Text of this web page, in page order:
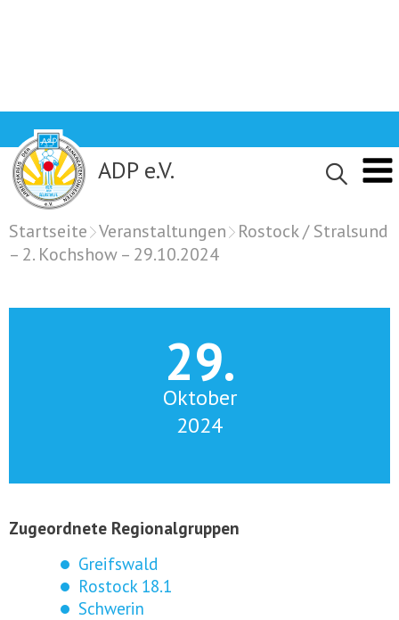
to
content
ADP e.V.
Startseite Veranstaltungen
Rostock / Stralsund
– 2. Kochshow – 29.10.2024
29.
Oktober
2024
Zugeordnete Regionalgruppen
Greifswald
Rostock 18.1
Schwerin